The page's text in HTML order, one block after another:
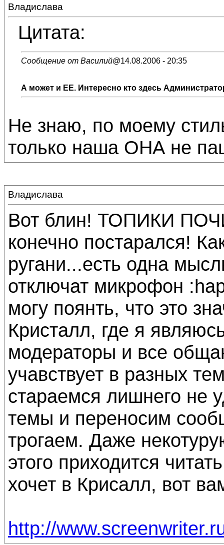
Владислава
Цитата:
Сообщение от Василий@14.08.2006 - 20:35
А может и ЕЕ. Интересно кто здесь
Не знаю, по моему
только наша ОНА не
Владислава
Вот блин! ТОПИКИ
конечно постарался!
ругани...есть одна
отключат микрофон
могу поянть, что это
Кристалл, где я
модераторы и все
учавствует в разных
стараемся лишнего не
темы и переносим
трогаем. Даже
этого приходится
хочет в Крисалл, вот
http://